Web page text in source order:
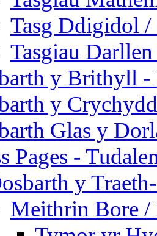
Tasg Ddigidol
Tasgiau
y Brithyll
y
Glas y
Pages -
y
Meithrin Bore